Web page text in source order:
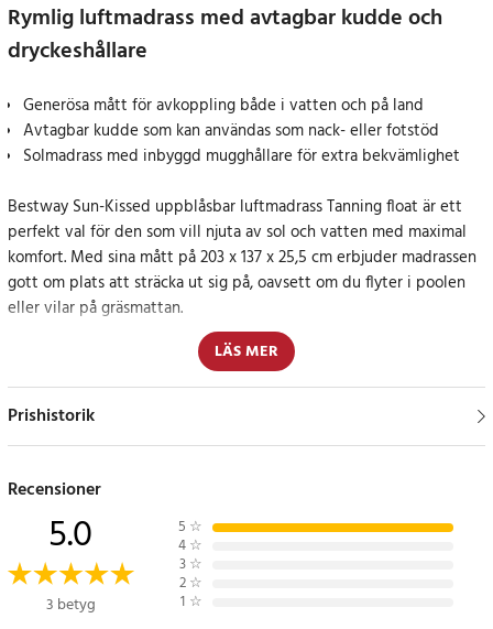
Rymlig luftmadrass med avtagbar kudde och
dryckeshållare
Generösa mått för avkoppling både i vatten och på land
Avtagbar kudde som kan användas som nack- eller fotstöd
Solmadrass med inbyggd mugghållare för extra bekvämlighet
Bestway Sun-Kissed uppblåsbar luftmadrass Tanning float är ett
perfekt val för den som vill njuta av sol och vatten med maximal
komfort. Med sina mått på 203 x 137 x 25,5 cm erbjuder madrassen
gott om plats att sträcka ut sig på, oavsett om du flyter i poolen
eller vilar på gräsmattan.
Den avtagbara kudden ger flexibilitet – använd den som nackstöd,
fotstöd eller som ett extra stöd där det passar bäst. En integrerad
hållare för dryck gör det enkelt att ha en svalkande läsk eller
Oavsett om du flyter i poolen eller solar i trädgården erbjuder
denna luftmadrass en lyxig plats för avkoppling. Ett reparationskit
medföljer för långvarig användning.
LÄS MER
Prishistorik
Recensioner
5.0
3 betyg
5 ☆
4 ☆
3 ☆
2 ☆
1 ☆